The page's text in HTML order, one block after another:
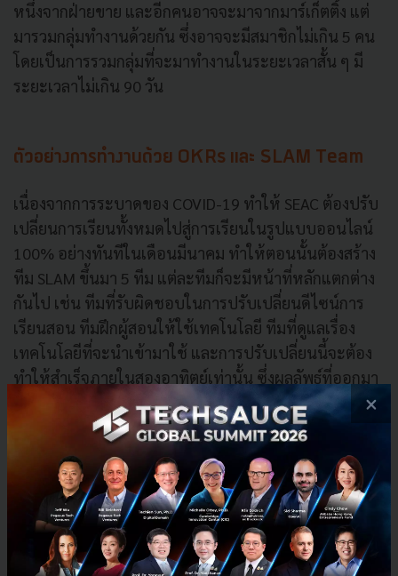
หนึ่งจากฝ่ายขาย และอีกคนอาจจะมาจากมาร์เก็ตติ้ง แต่
มารวมกลุ่มทำงานด้วยกัน ซึ่งอาจจะมีสมาชิกไม่เกิน 5 คน
โดยเป็นการรวมกลุ่มที่จะมาทำงานในระยะเวลาสั้น ๆ มี
ระยะเวลาไม่เกิน 90 วัน
ตัวอย่างการทำงานด้วย OKRs และ SLAM Team
เนื่องจากการระบาดของ COVID-19 ทำให้ SEAC ต้องปรับ
เปลี่ยนการเรียนทั้งหมดไปสู่การเรียนในรูปแบบออนไลน์
100% อย่างทันทีในเดือนมีนาคม ทำให้ตอนนั้นต้องสร้าง
ทีม SLAM ขึ้นมา 5 ทีม แต่ละทีมก็จะมีหน้าที่หลักแตกต่าง
กันไป เช่น ทีมที่รับผิดชอบในการปรับเปลี่ยนดีไซน์การ
เรียนสอน ทีมฝึกผู้สอนให้ใช้เทคโนโลยี ทีมที่ดูแลเรื่อง
เทคโนโลยีที่จะนำเข้ามาใช้ และการปรับเปลี่ยนนี้จะต้อง
ทำให้สำเร็จภายในสองอาทิตย์เท่านั้น ซึ่งผลลัพธ์ที่ออกมา
ก็เป็นที่น่าพึงพอใจมาก ในตอนนี้ SEAC นั้นมีกว่า 170 วิชา
ที่ปรับรูปแบบการเรียนไปยังออนไลน์ และมีผู้เรียนกว่า
12,900 เข้าเรียนในรูปแบบใหม่นี้ภายใน 3 เดือนเท่านั้น
×